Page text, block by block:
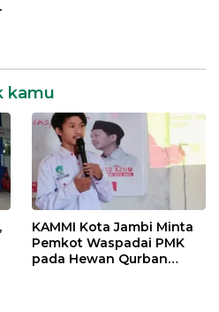
kamu
KAMMI Kota Jambi Minta
Pemkot Waspadai PMK
pada Hewan Qurban